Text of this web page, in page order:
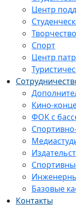
Центр
Спорт
Центр
Кино-
ФОК с
Базовые
Контакты